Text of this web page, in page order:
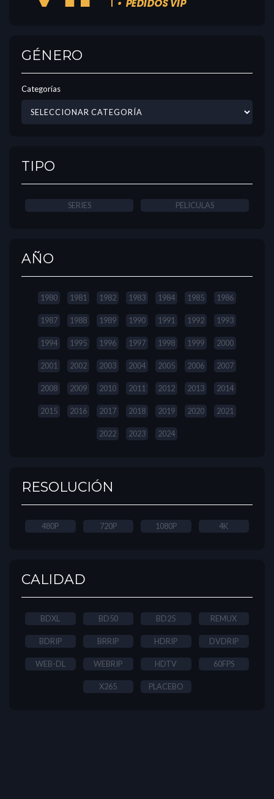
GÉNERO
Categorías
TIPO
SERIES PELICULAS
AÑO
1980 1981 1982 1983 1984 1985 1986
1987 1988 1989 1990 1991 1992 1993
1994 1995 1996 1997 1998 1999 2000
2001 2002 2003 2004 2005 2006 2007
2008 2009 2010 2011 2012 2013 2014
2015 2016 2017 2018 2019 2020 2021
2022 2023 2024
RESOLUCIÓN
480P 720P 1080P 4K
CALIDAD
BDXL BD50 BD25 REMUX
BDRIP BRRIP HDRIP DVDRIP
WEB-DL WEBRIP HDTV 60FPS
X265 PLACEBO